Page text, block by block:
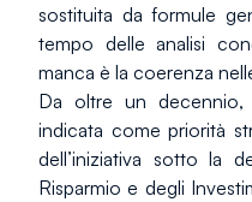
sostituita da formule
tempo delle analisi
manca è la coerenza
Da oltre un decennio,
indicata come priorità
dell’iniziativa sotto la
Risparmio e degli